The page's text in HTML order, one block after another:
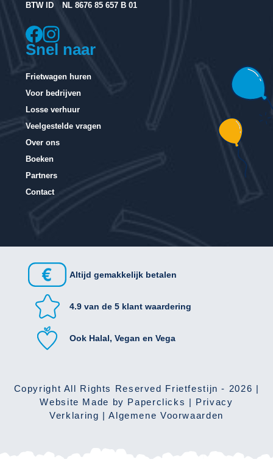
BTW ID
NL 8676 85 657 B 01
Snel naar
Frietwagen huren
Voor bedrijven
Losse verhuur
Veelgestelde vragen
Over ons
Boeken
Partners
Contact
Altijd gemakkelijk betalen
4.9 van de 5 klant waardering
Ook Halal, Vegan en Vega
Copyright All Rights Reserved Frietfestijn - 2026 |
Website Made by Paperclicks | Privacy
Verklaring |Algemene Voorwaarden